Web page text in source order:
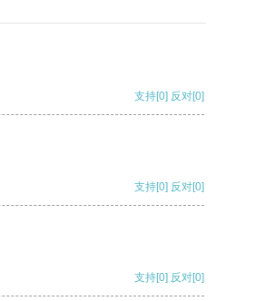
支持[0] 反对[0]
支持[0] 反对[0]
支持[0] 反对[0]